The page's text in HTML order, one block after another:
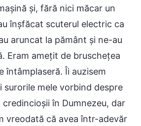
și, fără nici măcar un
înșfăcat scuterul electric ca
aruncat la pământ și ne-au
Eram amețit de bruschețea
întâmplaseră. Îi auzisem
surorile mele vorbind despre
în Dumnezeu, dar
vreodată că avea într-adevăr